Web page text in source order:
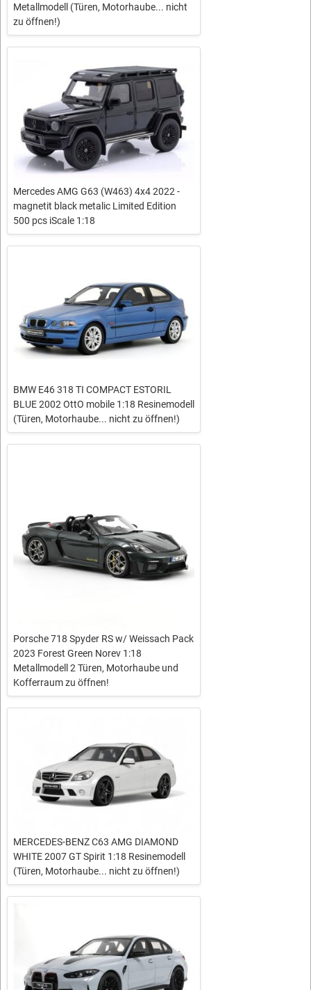
Metallmodell (Türen, Motorhaube... nicht
zu öffnen!)
Mercedes AMG G63 (W463) 4x4 2022 -
magnetit black metalic Limited Edition
500 pcs iScale 1:18
BMW E46 318 TI COMPACT ESTORIL
BLUE 2002 OttO mobile 1:18 Resinemodell
(Türen, Motorhaube... nicht zu öffnen!)
Porsche 718 Spyder RS w/ Weissach Pack
2023 Forest Green Norev 1:18
Metallmodell 2 Türen, Motorhaube und
Kofferraum zu öffnen!
MERCEDES-BENZ C63 AMG DIAMOND
WHITE 2007 GT Spirit 1:18 Resinemodell
(Türen, Motorhaube... nicht zu öffnen!)